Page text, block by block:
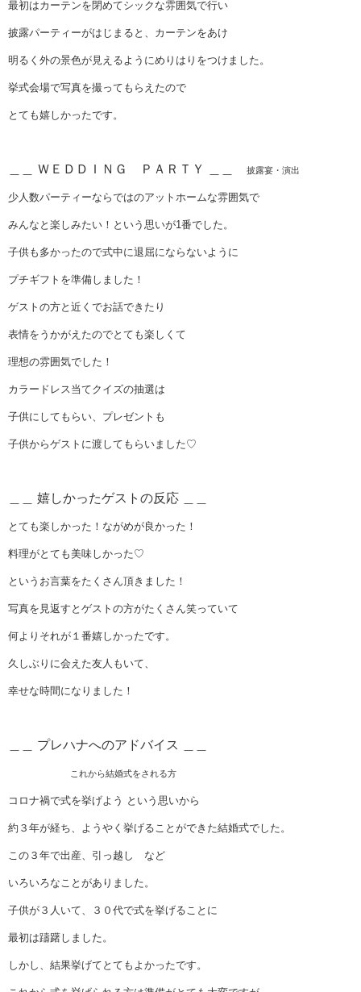
最初はカーテンを閉めてシックな雰囲気で行い
披露パーティーがはじまると、カーテンをあけ
明るく外の景色が見えるようにめりはりをつけました。
挙式会場で写真を撮ってもらえたので
とても嬉しかったです。
＿＿ ＷＥＤＤＩＮＧ ＰＡＲＴＹ ＿＿ 披露宴・演出
少人数パーティーならではのアットホームな雰囲気で
みんなと楽しみたい！という思いが1番でした。
子供も多かったので式中に退屈にならないように
プチギフトを準備しました！
ゲストの方と近くでお話できたり
表情をうかがえたのでとても楽しくて
理想の雰囲気でした！
カラードレス当てクイズの抽選は
子供にしてもらい、プレゼントも
子供からゲストに渡してもらいました♡
＿＿ 嬉しかったゲストの反応 ＿＿
とても楽しかった！ながめが良かった！
料理がとても美味しかった♡
というお言葉をたくさん頂きました！
写真を見返すとゲストの方がたくさん笑っていて
何よりそれが１番嬉しかったです。
久しぶりに会えた友人もいて、
幸せな時間になりました！
＿＿ プレハナへのアドバイス ＿＿
これから結婚式をされる方
コロナ禍で式を挙げよう という思いから
約３年が経ち、ようやく挙げることができた結婚式でした。
この３年で出産、引っ越し など
いろいろなことがありました。
子供が３人いて、３０代で式を挙げることに
最初は躊躇しました。
しかし、結果挙げてとてもよかったです。